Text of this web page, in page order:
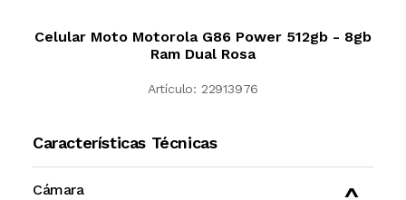
Celular Moto Motorola G86 Power 512gb - 8gb
Ram Dual Rosa
Artículo: 22913976
Características Técnicas
Cámara